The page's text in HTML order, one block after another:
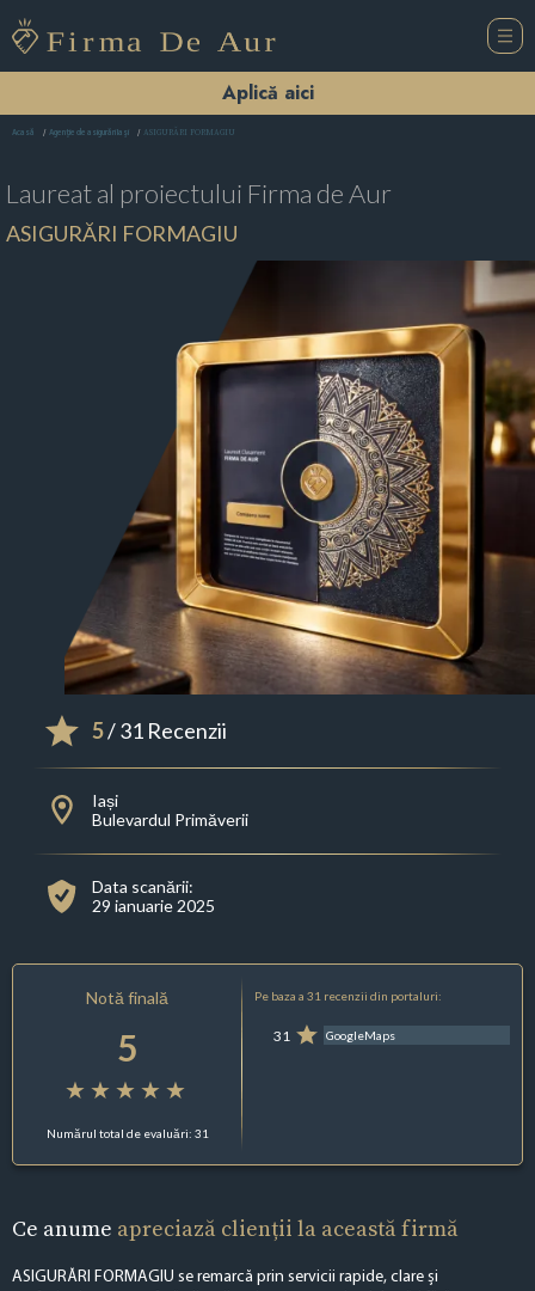
Aplică aici
Acasă Agenție de asigurări Iaşi ASIGURĂRI FORMAGIU
Laureat al proiectului Firma de Aur
ASIGURĂRI FORMAGIU
5/ 31 Recenzii
Iași
Bulevardul Primăverii
Data scanării:
29 ianuarie 2025
Notă finală
5
Numărul total de evaluări: 31
Pe baza a 31 recenzii din portaluri:
31 GoogleMaps
Ce anume apreciază clienții la această firmă
ASIGURĂRI FORMAGIU se remarcă prin servicii rapide, clare și